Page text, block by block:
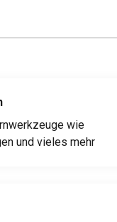
wie
und vieles mehr